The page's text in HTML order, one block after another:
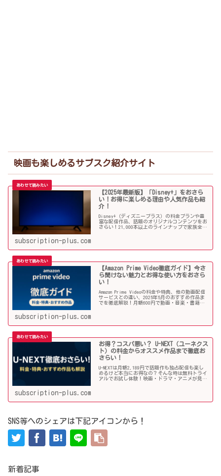
映画も楽しめるサブスク紹介サイト
【2025年最新版】「Disney+」をおさら
い！お得に楽しめる理由や人気作品も紹
介！
Disney+（ディズニープラス）の料金プランや豊
富な配信作品、話題のオリジナルコンテンツをお
さらい！21,000本以上のラインナップで家族全員
subscription-plus.com
【Amazon Prime Video徹底ガイド】今さ
ら聞けない魅力とお得な使い方をおさら
い！
Amazon Prime Videoの料金や特典、他の動画配信
サービスとの違い、2025年5月のおすすめ作品ま
でを徹底解説！月額600円で動画・音楽・書籍ま
subscription-plus.com
お得？コスパ悪い？ U-NEXT（ユーネクス
ト）の料金からオススメ作品まで徹底お
さらい！
U-NEXTは月額2,189円で話題作も独占配信も楽し
めるけど本当にお得なの？そんな時は無料トライ
アルでお試し体験！映画・ドラマ・アニメが見放
subscription-plus.com
SNS等へのシェアは下記アイコンから！
新着記事